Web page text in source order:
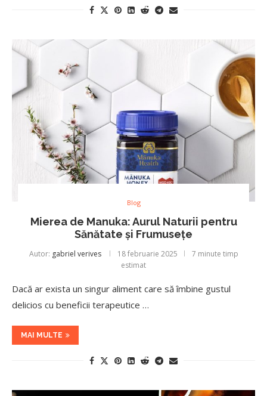
Blog
Mierea de Manuka: Aurul Naturii pentru
Sănătate și Frumusețe
Autor: gabriel verives 18 februarie 2025
7 minute timp
estimat
Dacă ar exista un singur aliment care să îmbine gustul
delicios cu beneficii terapeutice …
MAI MULTE